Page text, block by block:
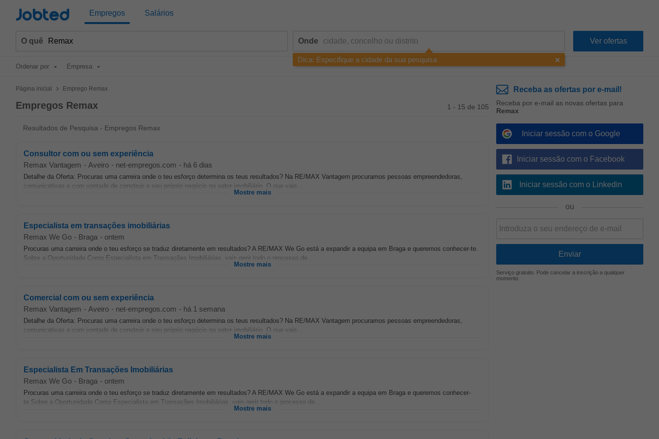
Jobted Empregos Salários
O quê Onde
Dica: Especifique a cidade da sua pesquisa
Ordenar por Empresa
Página inicial > Emprego Remax
Empregos Remax 1 - 15 de 105
Resultados de Pesquisa - Empregos Remax
Consultor com ou sem experiência
Remax Vantagem - Aveiro - net-empregos.com - há 6 dias
Detalhe da Oferta: Procuras uma carreira onde o teu esforço determina os teus resultados? Na RE/MAX Vantagem procuramos pessoas empreendedoras,
comunicativas e com vontade de construir o seu próprio negócio no setor imobiliário. O que vais...
Mostre mais
Especialista em transações imobiliárias
Remax We Go - Braga - ontem
Procuras uma carreira onde o teu esforço se traduz diretamente em resultados? A RE/MAX We Go está a expandir a equipa em Braga e queremos conhecer-te.
Sobre a Oportunidade Como Especialista em Transações Imobiliárias, vais gerir todo o processo de...
Mostre mais
Comercial com ou sem experiência
Remax Vantagem - Aveiro - net-empregos.com - há 1 semana
Detalhe da Oferta: Procuras uma carreira onde o teu esforço determina os teus resultados? Na RE/MAX Vantagem procuramos pessoas empreendedoras,
comunicativas e com vontade de construir o seu próprio negócio no setor imobiliário. O que vais...
Mostre mais
Especialista Em Transações Imobiliárias
Remax We Go - Braga - ontem
Procuras uma carreira onde o teu esforço se traduz diretamente em resultados? A RE/MAX We Go está a expandir a equipa em Braga e queremos conhecer-
te.Sobre a Oportunidade Como Especialista em Transações Imobiliárias, vais gerir todo o processo de...
Mostre mais
Receba as ofertas por e-mail!
Receba por e-mail as novas ofertas para
Remax
Iniciar sessão com o Google
Iniciar sessão com o Facebook
Iniciar sessão com o Linkedin
ou
Serviço gratuito. Pode cancelar a inscrição a qualquer
momento